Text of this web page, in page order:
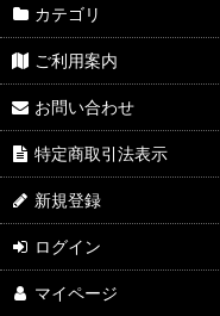
カテゴリ
ご利用案内
お問い合わせ
特定商取引法表示
新規登録
ログイン
マイページ